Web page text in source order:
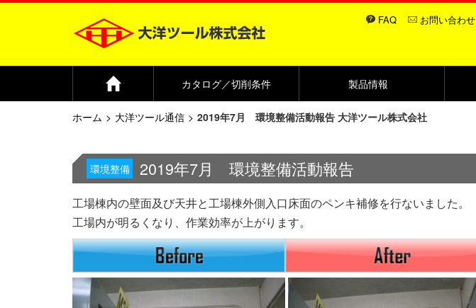
FAQ お問い合わせ
カタログ／切削条件 製品情報
ホーム 大洋ツール通信 2019年7月 環境整備活動報告 大洋ツール株式会社
環境整備 2019年7月 環境整備活動報告
工場棟内の壁面及び天井と工場棟外側入口床面のペンキ補修を行ないました。
工場内が明るくなり、作業効率が上がります。